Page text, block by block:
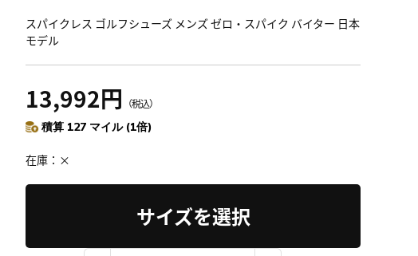
スパイクレス ゴルフシューズ メンズ ゼロ・スパイク バイター 日本
モデル
13,992円 （税込）
積算 127 マイル (1倍)
在庫 ×
サイズを選択